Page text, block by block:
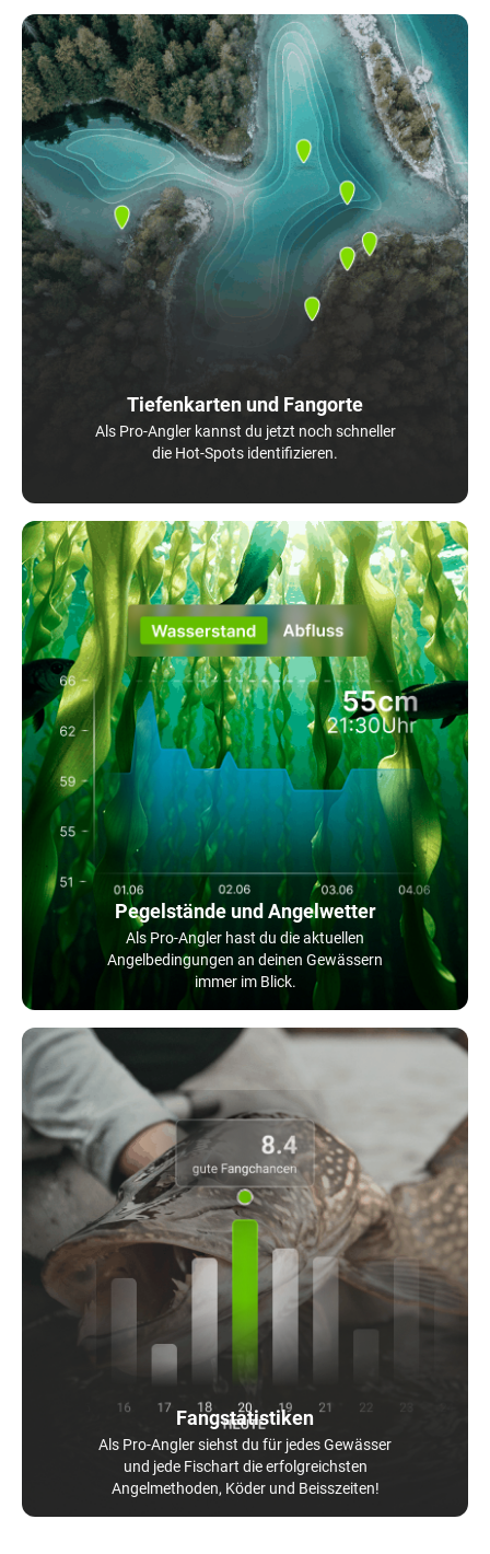
Tiefenkarten und Fangorte
Als Pro-Angler kannst du jetzt noch schneller
die Hot-Spots identifizieren.
Pegelstände und Angelwetter
Als Pro-Angler hast du die aktuellen
Angelbedingungen an deinen Gewässern
immer im Blick.
Fangstatistiken
Als Pro-Angler siehst du für jedes Gewässer
und jede Fischart die erfolgreichsten
Angelmethoden, Köder und Beisszeiten!